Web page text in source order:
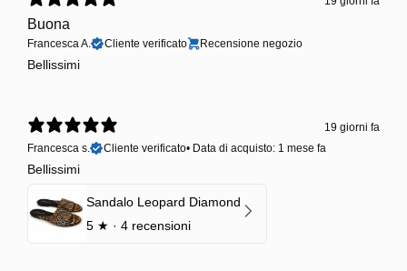
Buona
Francesca A. Cliente verificato Recensione negozio
Bellissimi
19 giorni fa
Francesca s.
Cliente verificato• Data di acquisto: 1 mese fa
Bellissimi
Sandalo Leopard Diamond
5 ★ · 4 recensioni